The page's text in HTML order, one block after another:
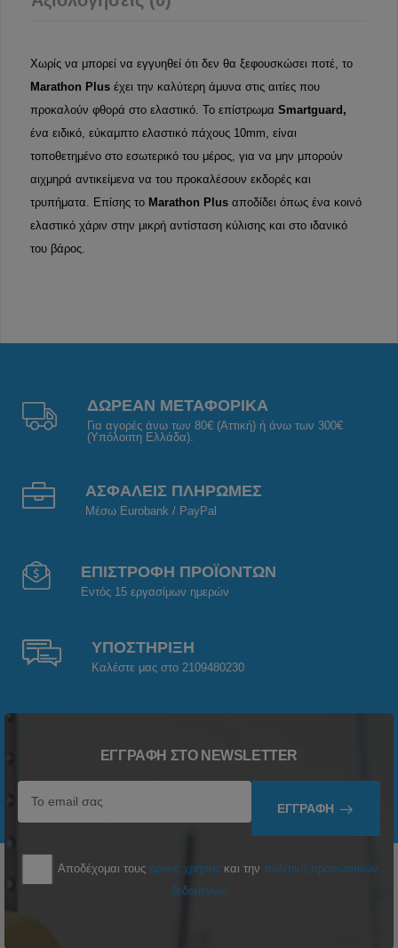
Χωρίς να μπορεί να εγγυηθεί ότι δεν θα ξεφουσκώσει ποτέ, το
Marathon Plus έχει την καλύτερη άμυνα στις αιτίες που
προκαλούν φθορά στο ελαστικό. Το επίστρωμα Smartguard,
ένα ειδικό, εύκαμπτο ελαστικό πάχους 10mm, είναι
τοποθετημένο στο εσωτερικό του μέρος, για να μην μπορούν
αιχμηρά αντικείμενα να του προκαλέσουν εκδορές και
τρυπήματα. Επίσης το Marathon Plus αποδίδει όπως ένα κοινό
ελαστικό χάριν στην μικρή αντίσταση κύλισης και στο ιδανικό
του βάρος.
ΔΩΡΕΑΝ ΜΕΤΑΦΟΡΙΚΑ
Για αγορές άνω των 80€ (Αττική) ή άνω των 300€
(Υπόλοιπη Ελλάδα).
ΑΣΦΑΛΕΙΣ ΠΛΗΡΩΜΕΣ
Μέσω Eurobank / PayPal
ΕΠΙΣΤΡΟΦΗ ΠΡΟΪΟΝΤΩΝ
Εντός 15 εργασίμων ημερών
ΥΠΟΣΤΗΡΙΞΗ
Καλέστε μας στο 2109480230
ΕΓΓΡΑΦΉ ΣΤΟ NEWSLETTER
ΕΓΓΡΑΦΉ
Αποδέχομαι τους όρους χρήσης και την πολιτική προσωπικών
δεδομένων